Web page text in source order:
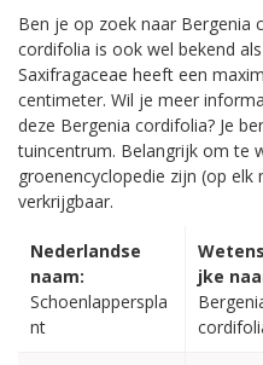
Ben je op zoek naar Bergenia
cordifolia is ook wel bekend
Saxifragaceae heeft een
centimeter. Wil je meer
deze Bergenia cordifolia? Je
tuincentrum. Belangrijk om te
groenencyclopedie zijn (op
verkrijgbaar.
Nederlandse
naam:
Schoenlapperspla
nt
jke